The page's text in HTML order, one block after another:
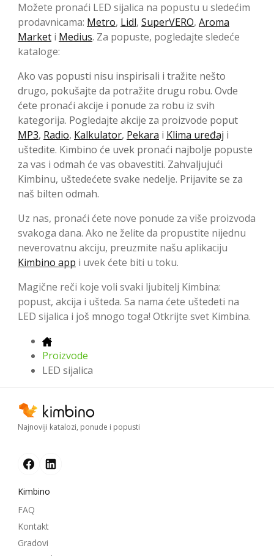
Možete pronaći LED sijalica na popustu u sledećim
prodavnicama: Metro, Lidl, SuperVERO, Aroma
Market i Medius. Za popuste, pogledajte sledeće
kataloge:
Ako vas popusti nisu inspirisali i tražite nešto
drugo, pokušajte da potražite drugu robu. Ovde
ćete pronaći akcije i ponude za robu iz svih
kategorija. Pogledajte akcije za proizvode poput
MP3, Radio, Kalkulator, Pekara i Klima uređaj i
uštedite. Kimbino će uvek pronaći najbolje popuste
za vas i odmah će vas obavestiti. Zahvaljujući
Kimbinu, uštedećete svake nedelje. Prijavite se za
naš bilten odmah.
Uz nas, pronaći ćete nove ponude za više proizvoda
svakoga dana. Ako ne želite da propustite nijednu
neverovatnu akciju, preuzmite našu aplikaciju
Kimbino app i uvek ćete biti u toku.
Magične reči koje voli svaki ljubitelj Kimbina:
popust, akcija i ušteda. Sa nama ćete uštedeti na
LED sijalica i još mnogo toga! Otkrijte svet Kimbina.
Proizvode
LED sijalica
Najnoviji katalozi, ponude i popusti
Kimbino
FAQ
Kontakt
Gradovi